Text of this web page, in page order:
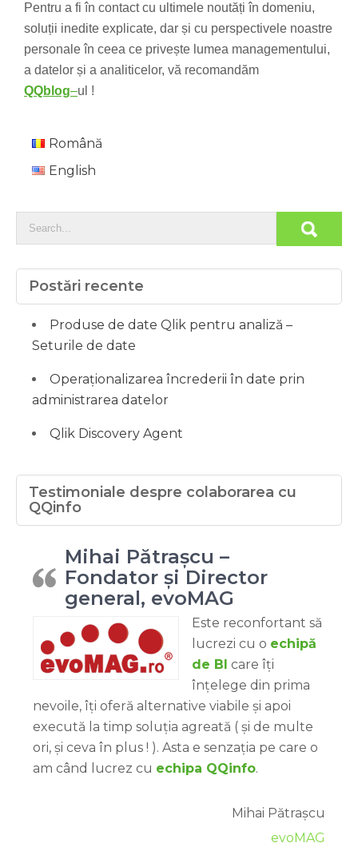
Pentru a fi în contact cu ultimele noutăți în domeniu,
soluții inedite explicate, dar și cu perspectivele noastre
personale în ceea ce privește lumea managementului,
a datelor și a analiticelor, vă recomandăm
QQblog–ul !
Română
English
Postări recente
Produse de date Qlik pentru analiză –
Seturile de date
Operaționalizarea încrederii în date prin
administrarea datelor
Qlik Discovery Agent
Testimoniale despre colaborarea cu
QQinfo
Mihai Pătrașcu –
Fondator și Director
general, evoMAG
Este reconfortant să
lucrezi cu o echipă
de BI care îți
înțelege din prima
nevoile, îți oferă alternative viabile și apoi
execută la timp soluția agreată ( și de multe
ori, și ceva în plus ! ). Asta e senzația pe care o
am când lucrez cu echipa QQinfo.
Mihai Pătrașcu
evoMAG